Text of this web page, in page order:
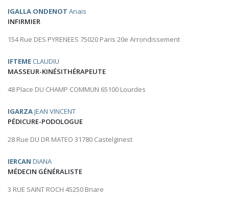
IGALLA ONDENOT Anais
INFIRMIER
154 Rue DES PYRENEES 75020 Paris 20e Arrondissement
IFTEME CLAUDIU
MASSEUR-KINÉSITHÉRAPEUTE
48 Place DU CHAMP COMMUN 65100 Lourdes
IGARZAJEAN VINCENT
PÉDICURE-PODOLOGUE
28 Rue DU DR MATEO 31780 Castelginest
IERCAN DIANA
MÉDECIN GÉNÉRALISTE
3 RUE SAINT ROCH 45250 Briare